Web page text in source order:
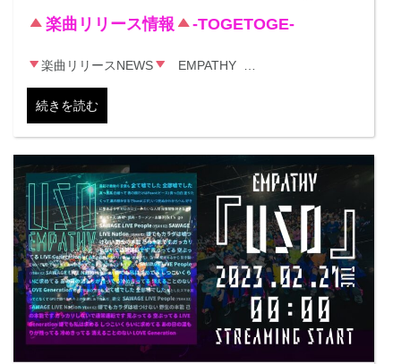
楽曲リリース情報 -TOGETOGE-
楽曲リリースNEWS EMPATHY …
続きを読む